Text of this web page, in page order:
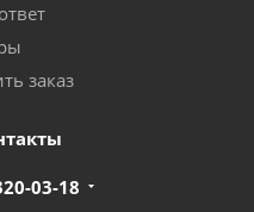
заказ
03-18